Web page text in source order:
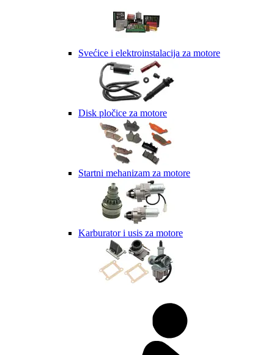
Svećice i elektroinstalacija za motore
Disk pločice za motore
Startni mehanizam za motore
Karburator i usis za motore